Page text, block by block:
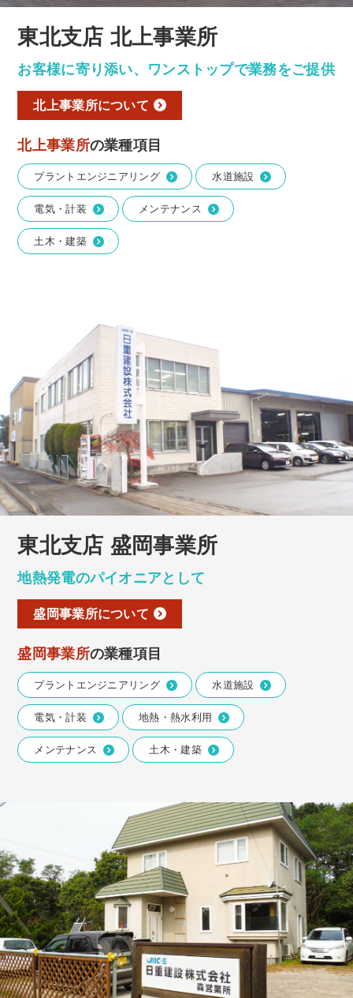
東北支店 北上事業所
お客様に寄り添い、ワンストップで業務をご提供
北上事業所について
北上事業所の業種項目
プラントエンジニアリング 水道施設
電気・計装 メンテナンス
土木・建築
東北支店 盛岡事業所
地熱発電のパイオニアとして
盛岡事業所について
盛岡事業所の業種項目
プラントエンジニアリング 水道施設
電気・計装 地熱・熱水利用
メンテナンス 土木・建築